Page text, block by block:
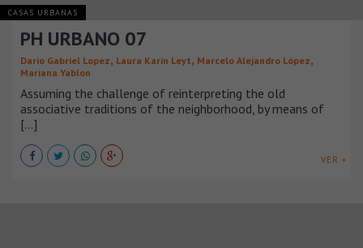
CASAS URBANAS
PH URBANO 07
Dario Gabriel Lopez, Laura Karin Leyt, Marcelo Alejandro López,
Mariana Yablon
Assuming the challenge of reinterpreting the old
associative traditions of the neighborhood, by means of
[...]
VER +